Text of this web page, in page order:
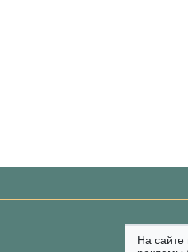
На сайте